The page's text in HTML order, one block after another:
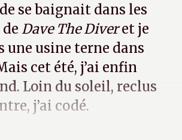
se baignait dans les
Dave The Diveret je
une usine terne dans
cet été, j’ai enfin
Loin du soleil, reclus
j’ai codé.